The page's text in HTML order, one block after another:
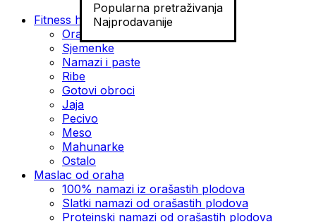
Popularna pretraživanja
Najprodavanije
Fitness hrana
Orašasti plodovi
Sjemenke
Namazi i paste
Ribe
Gotovi obroci
Jaja
Pecivo
Meso
Mahunarke
Ostalo
Maslac od oraha
100% namazi iz orašastih plodova
Slatki namazi od orašastih plodova
Proteinski namazi od orašastih plodova